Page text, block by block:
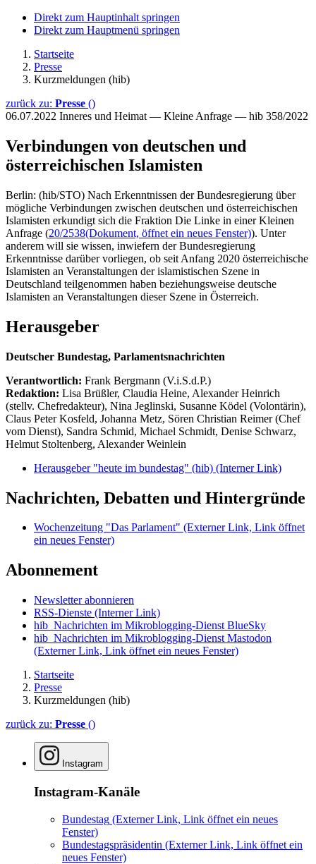
Direkt zum Hauptinhalt springen
Direkt zum Hauptmenü springen
Startseite
Presse
Kurzmeldungen (hib)
zurück zu: Presse ()
06.07.2022 Inneres und Heimat — Kleine Anfrage — hib 358/2022
Verbindungen von deutschen und
österreichischen Islamisten
Berlin: (hib/STO) Nach Erkenntnissen der Bundesregierung über
mögliche Verbindungen zwischen deutschen und österreichischen
Islamisten erkundigt sich die Fraktion Die Linke in einer Kleinen
Anfrage (20/2538(Dokument, öffnet ein neues Fenster)). Unter
anderem will sie wissen, inwiefern der Bundesregierung
Erkenntnisse darüber vorliegen, ob seit Anfang 2020 österreichische
Islamisten an Veranstaltungen der islamistischen Szene in
Deutschland teilgenommen haben beziehungsweise deutsche
Islamisten an Veranstaltungen dieser Szene in Österreich.
Herausgeber
Deutscher Bundestag, Parlamentsnachrichten
Verantwortlich: Frank Bergmann (V.i.S.d.P.)
Redaktion: Lisa Brüßler, Claudia Heine, Alexander Heinrich
(stellv. Chefredakteur), Nina Jeglinski, Susanne Ködel (Volontärin),
Claus Peter Kosfeld, Johanna Metz, Sören Christian Reimer (Chef
vom Dienst), Sandra Schmid, Michael Schmidt, Denise Schwarz,
Helmut Stoltenberg, Alexander Weinlein
Herausgeber "heute im bundestag" (hib) (Interner Link)
Nachrichten, Debatten und Hintergründe
Wochenzeitung "Das Parlament" (Externer Link, Link öffnet
ein neues Fenster)
Abonnement
Newsletter abonnieren
RSS-Dienste (Interner Link)
hib_Nachrichten im Mikroblogging-Dienst BlueSky
hib_Nachrichten im Mikroblogging-Dienst Mastodon
(Externer Link, Link öffnet ein neues Fenster)
Startseite
Presse
Kurzmeldungen (hib)
zurück zu: Presse ()
Instagram
Instagram-Kanäle
Bundestag (Externer Link, Link öffnet ein neues
Fenster)
Bundestagspräsidentin (Externer Link, Link öffnet ein
neues Fenster)